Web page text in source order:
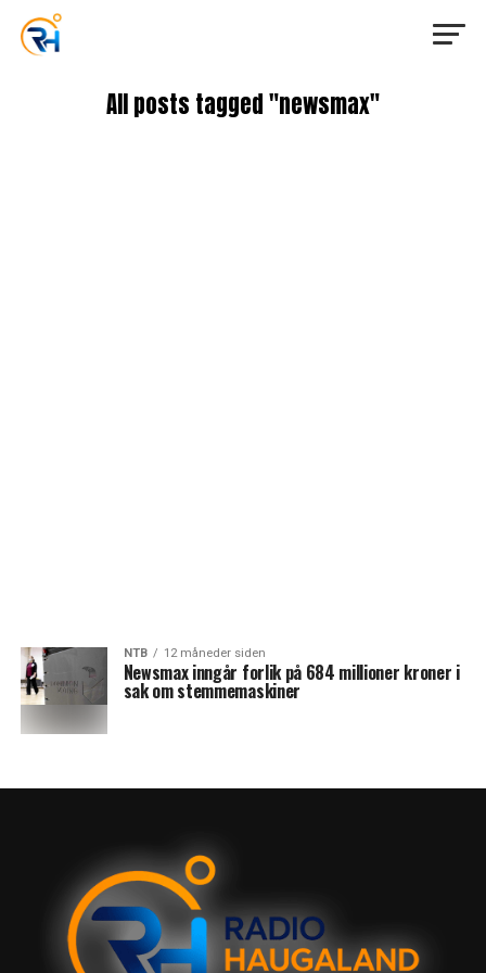
All posts tagged "newsmax"
NTB 12 måneder siden
Newsmax inngår forlik på 684 millioner kroner i
sak om stemmemaskiner